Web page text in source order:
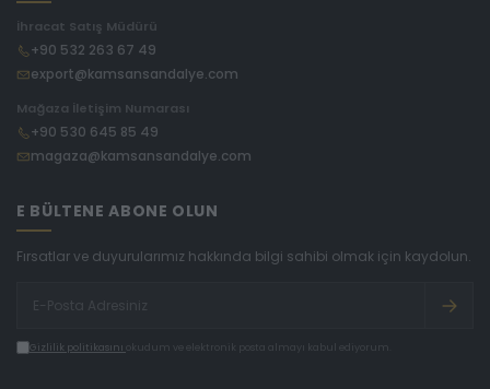
İhracat Satış Müdürü
+90 532 263 67 49
export@kamsansandalye.com
Mağaza İletişim Numarası
+90 530 645 85 49
magaza@kamsansandalye.com
E BÜLTENE ABONE OLUN
Fırsatlar ve duyurularımız hakkında bilgi sahibi olmak için kaydolun.
Gizlilik politikasını okudum ve elektronik posta almayı kabul ediyorum.